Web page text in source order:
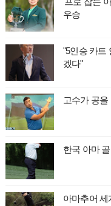
우승
"5인승 카트
겠다"
고수가 공
한국 아마
아마추어